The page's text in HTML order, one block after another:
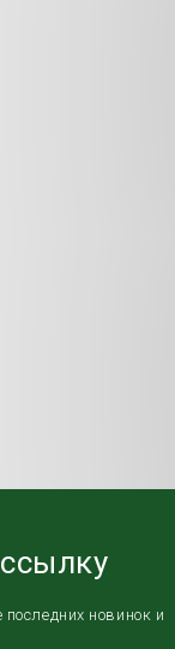
новинок и